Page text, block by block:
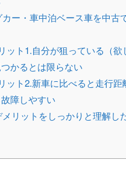
ー・車中泊ベース車を中古
ット1.自分が狙っている（欲
かるとは限らない
ット2.新車に比べると走行距
障しやすい
メリットをしっかりと理解し